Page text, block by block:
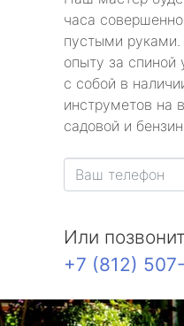
часа
пустыми
опыту за спиной
с собой в
инструметов на
садовой и
Или
+7 (812)